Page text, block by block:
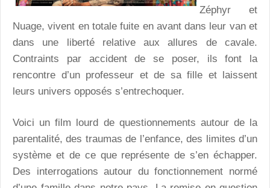
Zéphyr et
Nuage, vivent en totale fuite en avant dans leur van et
dans une liberté relative aux allures de cavale.
Contraints par accident de se poser, ils font la
rencontre d’un professeur et de sa fille et laissent
leurs univers opposés s’entrechoquer.
Voici un film lourd de questionnements autour de la
parentalité, des traumas de l’enfance, des limites d’un
système et de ce que représente de s’en échapper.
Des interrogations autour du fonctionnement normé